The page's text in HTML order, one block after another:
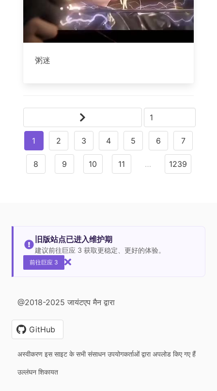
粥迷
1 2 3 4 5 6 7
8 9 10 11 … 1239
旧版站点已进入维护期
建议前往巨应 3 获取更稳定、更好的体验。
前往巨应 3
@2018-2025 जायंटएप मैन द्वारा
GitHub
अस्वीकरण इस साइट के सभी संसाधन उपयोगकर्ताओं द्वारा अपलोड किए गए हैं
उल्लंघन शिकायत